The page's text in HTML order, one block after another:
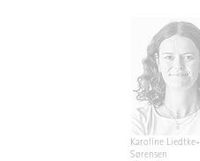
Karoline Liedtke-
Sørensen